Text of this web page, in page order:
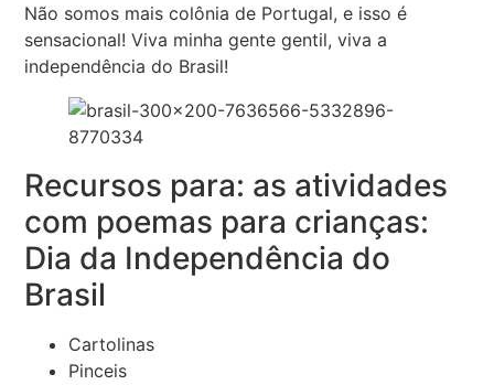
Não somos mais colônia de Portugal, e isso é
sensacional! Viva minha gente gentil, viva a
independência do Brasil!
Recursos para: as atividades
com poemas para crianças:
Dia da Independência do
Brasil
Cartolinas
Pinceis